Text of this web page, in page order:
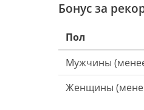
Бонус за
Пол
Мужчины
Женщины